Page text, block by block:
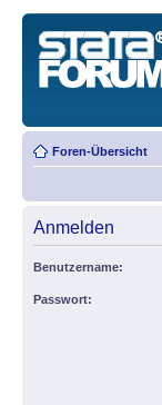
Foren-Übersicht
Anmelden
Benutzername:
Passwort: